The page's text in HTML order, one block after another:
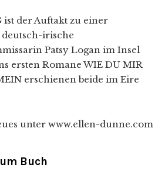
ist der Auftakt zu einer
irische
Patsy Logan im Insel
ersten Romane WIE DU MIR
erschienen beide im Eire
unter www.ellen-dunne.com
Buch